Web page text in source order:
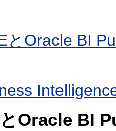
とOracle BI
Oracle BI